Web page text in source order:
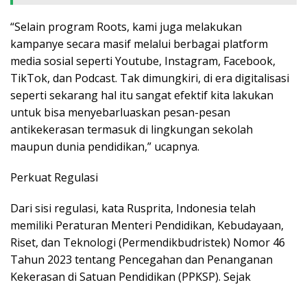
“Selain program Roots, kami juga melakukan
kampanye secara masif melalui berbagai platform
media sosial seperti Youtube, Instagram, Facebook,
TikTok, dan Podcast. Tak dimungkiri, di era digitalisasi
seperti sekarang hal itu sangat efektif kita lakukan
untuk bisa menyebarluaskan pesan-pesan
antikekerasan termasuk di lingkungan sekolah
maupun dunia pendidikan,” ucapnya.
Perkuat Regulasi
Dari sisi regulasi, kata Rusprita, Indonesia telah
memiliki Peraturan Menteri Pendidikan, Kebudayaan,
Riset, dan Teknologi (Permendikbudristek) Nomor 46
Tahun 2023 tentang Pencegahan dan Penanganan
Kekerasan di Satuan Pendidikan (PPKSP). Sejak